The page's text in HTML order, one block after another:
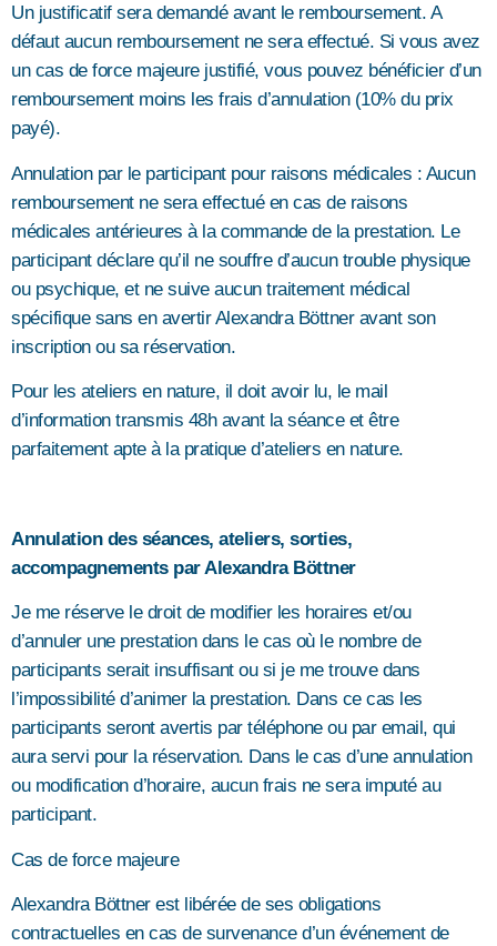
Un justificatif sera demandé avant le remboursement. A
défaut aucun remboursement ne sera effectué. Si vous avez
un cas de force majeure justifié, vous pouvez bénéficier d’un
remboursement moins les frais d’annulation (10% du prix
payé).
Annulation par le participant pour raisons médicales : Aucun
remboursement ne sera effectué en cas de raisons
médicales antérieures à la commande de la prestation. Le
participant déclare qu’il ne souffre d’aucun trouble physique
ou psychique, et ne suive aucun traitement médical
spécifique sans en avertir Alexandra Böttner avant son
inscription ou sa réservation.
Pour les ateliers en nature, il doit avoir lu, le mail
d’information transmis 48h avant la séance et être
parfaitement apte à la pratique d’ateliers en nature.
Annulation des séances, ateliers, sorties,
accompagnements par Alexandra Böttner
Je me réserve le droit de modifier les horaires et/ou
d’annuler une prestation dans le cas où le nombre de
participants serait insuffisant ou si je me trouve dans
l’impossibilité d’animer la prestation. Dans ce cas les
participants seront avertis par téléphone ou par email, qui
aura servi pour la réservation. Dans le cas d’une annulation
ou modification d’horaire, aucun frais ne sera imputé au
participant.
Cas de force majeure
Alexandra Böttner est libérée de ses obligations
contractuelles en cas de survenance d’un événement de